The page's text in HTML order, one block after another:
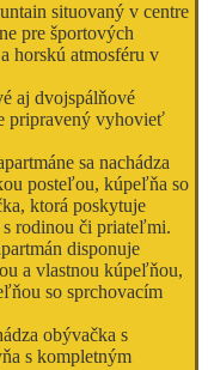
situovaný v centre
pre športových
horskú atmosféru v
aj dvojspálňové
pripravený vyhovieť
sa nachádza
posteľou, kúpeľňa so
ktorá poskytuje
rodinou či priateľmi.
disponuje
a vlastnou kúpeľňou,
so sprchovacím
obývačka s
s kompletným